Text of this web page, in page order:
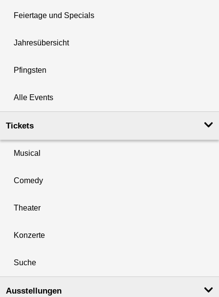
Feiertage und Specials
Jahresübersicht
Pfingsten
Alle Events
Tickets
Musical
Comedy
Theater
Konzerte
Suche
Ausstellungen